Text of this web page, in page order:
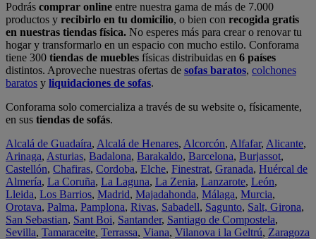
Podrás comprar online entre nuestra gama de más de 7.000
productos y recibirlo en tu domicilio, o bien con recogida gratis
en nuestras tiendas física. No esperes más para crear o renovar tu
hogar y transformarlo en un espacio con mucho estilo. Conforama
tiene 300 tiendas de muebles físicas distribuidas en 6 países
distintos. Aproveche nuestras ofertas de sofas baratos, colchones
baratos y liquidaciones de sofas.
Conforama solo comercializa a través de su website o, físicamente,
en sus tiendas de sofás.
Alcalá de Guadaíra, Alcalá de Henares, Alcorcón, Alfafar, Alicante,
Arinaga, Asturias, Badalona, Barakaldo, Barcelona, Burjassot,
Castellón, Chafiras, Cordoba, Elche, Finestrat, Granada, Huércal de
Almería, La Coruña, La Laguna, La Zenia, Lanzarote, León,
Lleida, Los Barrios, Madrid, Majadahonda, Málaga, Murcia,
Orotava, Palma, Pamplona, Rivas, Sabadell, Sagunto, Salt, Girona,
San Sebastian, Sant Boi, Santander, Santiago de Compostela,
Sevilla, Tamaraceite, Terrassa, Viana, Vilanova i la Geltrú, Zaragoza